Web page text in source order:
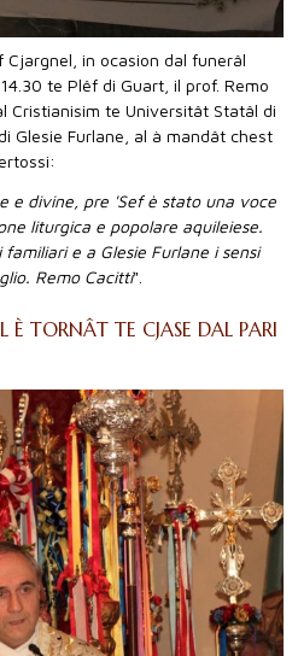
in ocasion dal funerâl
te Plêf di Guart, il prof. Remo
Cristianisim te Universitât Statâl di
Glesie Furlane, al à mandât chest
e divine, pre 'Sef è stato una voce
liturgica e popolare aquileiese.
e a Glesie Furlane i sensi
Remo Cacitti".
È TORNÂT TE CJASE DAL PARI